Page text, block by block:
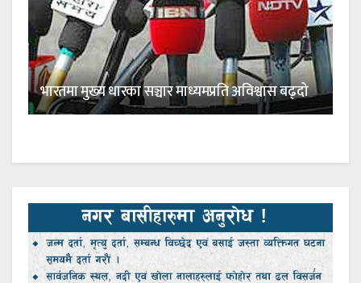
भारतमा मुख्य धारका सञ्चार माध्यमप्रति अविश्वास बढ्दो